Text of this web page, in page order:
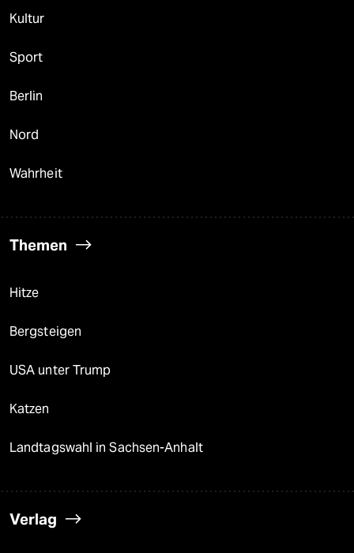
Kultur
Sport
Berlin
Nord
Wahrheit
Themen
Hitze
Bergsteigen
USA unter Trump
Katzen
Landtagswahl in Sachsen-Anhalt
Verlag